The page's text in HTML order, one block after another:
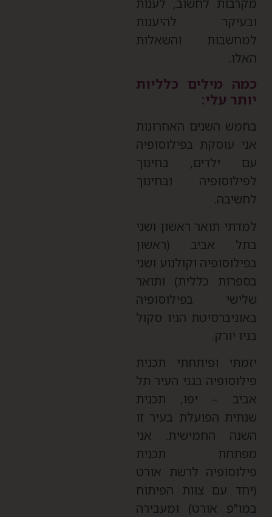
להיענות
והשאלות
מילים כלליות
עלי:
השנים האחרונות
עוסקת בפילוסופיה
ילדים, בחינוך
ובחינוך
תואר ראשון ושני
אביב (ראשון
וקולנוע ושני
כללית) ותואר
בפילוסופיה
הניו סקול
יורק.
ופיתחתי תכנית
בגני העיר תל
– יפו, תכנית
הפועלת בעיר זו
החמישית. אני
תכנית
לרשת אורט
עם צוות הפיתוח
אורט) ומעבירה